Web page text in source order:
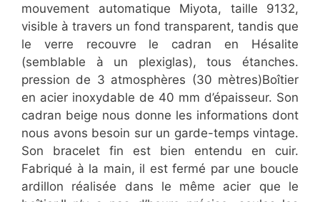
mouvement automatique Miyota, taille 9132,
visible à travers un fond transparent, tandis que
le verre recouvre le cadran en Hésalite
(semblable à un plexiglas), tous étanches.
pression de 3 atmosphères (30 mètres)Boîtier
en acier inoxydable de 40 mm d’épaisseur. Son
cadran beige nous donne les informations dont
nous avons besoin sur un garde-temps vintage.
Son bracelet fin est bien entendu en cuir.
Fabriqué à la main, il est fermé par une boucle
ardillon réalisée dans le même acier que le